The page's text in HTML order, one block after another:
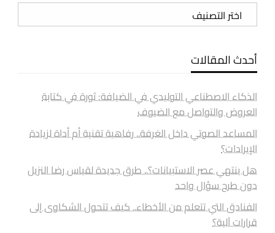
تصنيفات
أحدث المقالات
الذكاء الاصطناعي التوليدي في الضيافة: ثورة في كتابة
العروض والتواصل مع الضيوف
المساعد الصوتي داخل الغرفة.. رفاهية تقنية أم أداة لزيادة
الإيرادات؟
هل ينتهي عصر الاستبيانات؟.. طرق جديدة لقياس رضا النزيل
دون طرح سؤال واحد
الفنادق التي تتعلم من الأخطاء.. كيف تتحول الشكاوى إلى
قرارات آلية؟